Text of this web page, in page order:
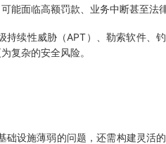
能面临高额罚款、业务中断甚至法
续性威胁（APT）、勒索软件、
复杂的安全风险。
设施薄弱的问题，还需构建灵活